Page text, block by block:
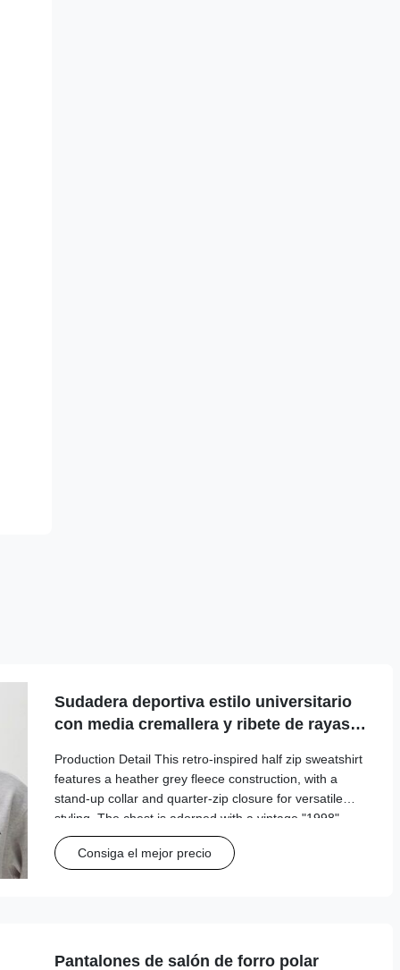
Sudadera deportiva estilo universitario
con media cremallera y ribete de rayas
Production Detail This retro-inspired half zip sweatshirt
features a heather grey fleece construction, with a
stand-up collar and quarter-zip closure for versatile
styling. The chest is adorned with a vintage "1998"
graphic print, while the cuffs and hem are finished with
contrasting green and white striped ribbing for a classic
Consiga el mejor precio
Pantalones de salón de forro polar